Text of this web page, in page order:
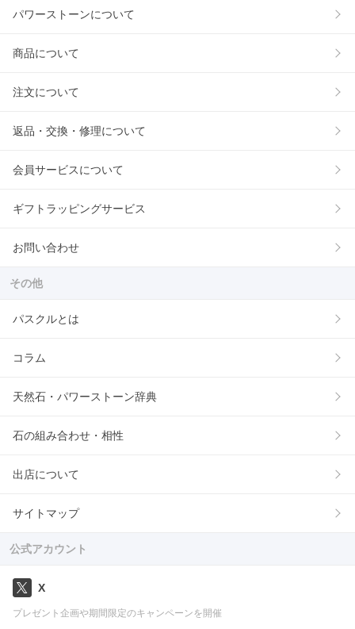
パワーストーンについて
商品について
注文について
返品・交換・修理について
会員サービスについて
ギフトラッピングサービス
お問い合わせ
その他
パスクルとは
コラム
天然石・パワーストーン辞典
石の組み合わせ・相性
出店について
サイトマップ
公式アカウント
X
プレゼント企画や期間限定のキャンペーンを開催